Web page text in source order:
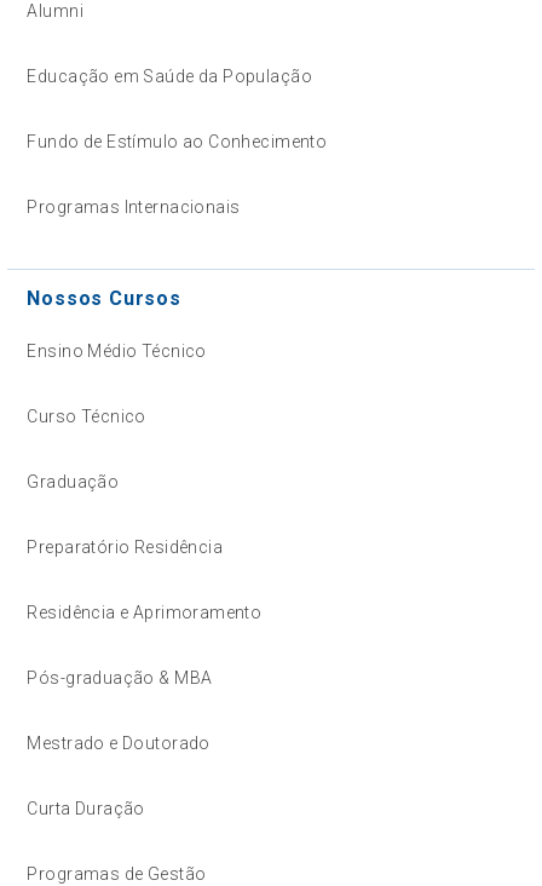
Alumni
Educação em Saúde da População
Fundo de Estímulo ao Conhecimento
Programas Internacionais
Nossos Cursos
Ensino Médio Técnico
Curso Técnico
Graduação
Preparatório Residência
Residência e Aprimoramento
Pós-graduação & MBA
Mestrado e Doutorado
Curta Duração
Programas de Gestão